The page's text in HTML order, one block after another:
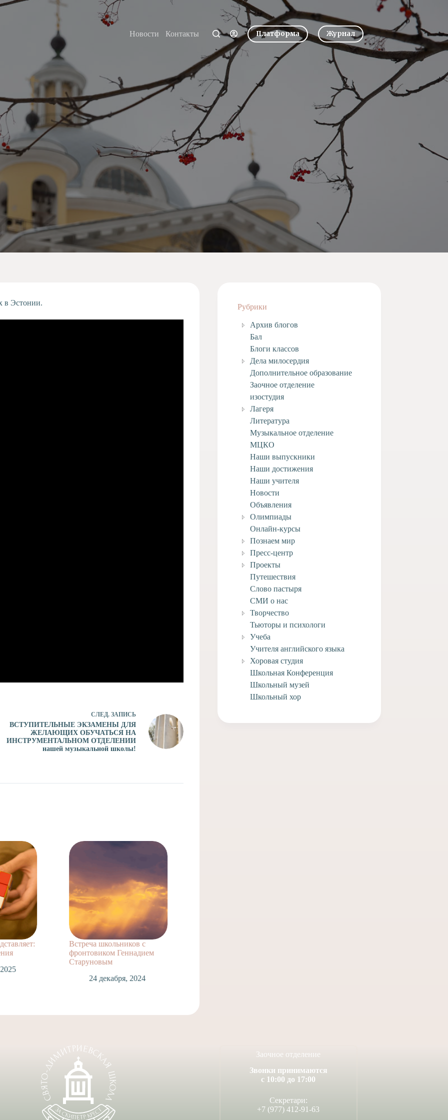
Новости Контакты Платформа Журнал
в Эстонии.
СЛЕД. ЗАПИСЬ
ВСТУПИТЕЛЬНЫЕ ЭКЗАМЕНЫ ДЛЯ
ЖЕЛАЮЩИХ ОБУЧАТЬСЯ НА
ИНСТРУМЕНТАЛЬНОМ ОТДЕЛЕНИИ
нашей музыкальной школы!
Встреча школьников с
фронтовиком Геннадием
Старуновым
24 декабря, 2024
Рубрики
Архив блогов
Бал
Блоги классов
Дела милосердия
Дополнительное образование
Заочное отделение
изостудия
Лагеря
Литература
Музыкальное отделение
МЦКО
Наши выпускники
Наши достижения
Наши учителя
Новости
Объявления
Олимпиады
Онлайн-курсы
Познаем мир
Пресс-центр
Проекты
Путешествия
Слово пастыря
СМИ о нас
Творчество
Тьюторы и психологи
Учеба
Учителя английского языка
Хоровая студия
Школьная Конференция
Школьный музей
Школьный хор
Заочное отделение
Звонки принимаются
с 10:00 до 17:00
Секретари:
+7 (977) 412-91-63